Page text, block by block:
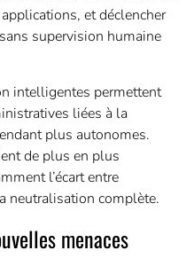
et déclencher
supervision humaine
intelligentes permettent
liées à la
plus autonomes.
de plus en plus
l’écart entre
neutralisation complète.
menaces